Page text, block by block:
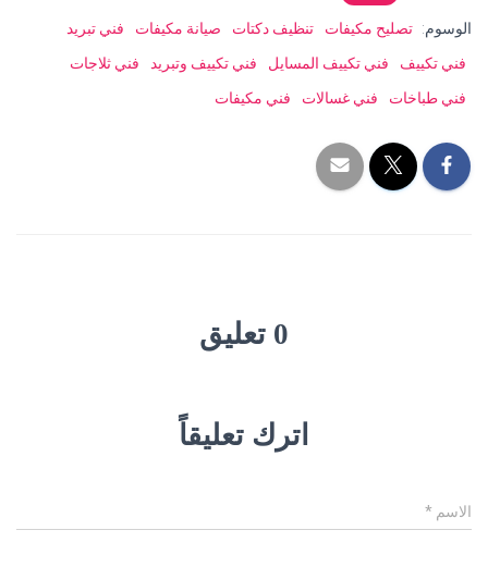
الوسوم: تصليح مكيفات تنظيف دكتات صيانة مكيفات
فني تبريد
فني تكييف
فني تكييف المسايل فني تكييف وتبريد
فني ثلاجات
فني طباخات
فني غسالات فني مكيفات
0 تعليق
اترك تعليقاً
الاسم *